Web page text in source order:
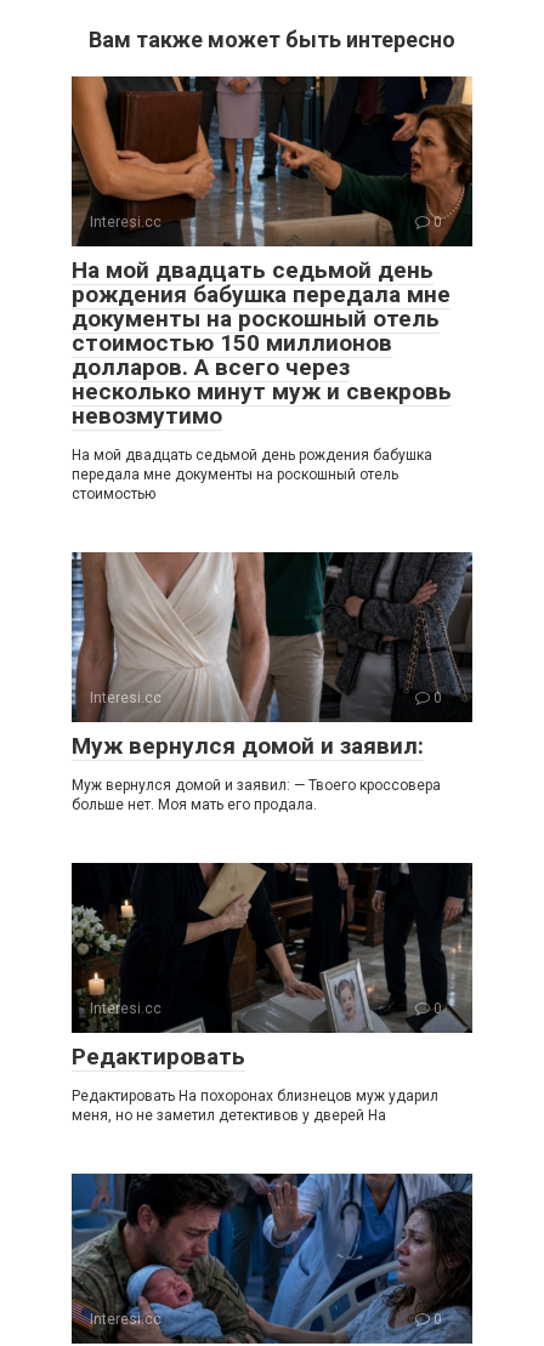
Вам также может быть интересно
Interesi.cc 0
На мой двадцать седьмой день
рождения бабушка передала мне
документы на роскошный отель
стоимостью 150 миллионов
долларов. А всего через
несколько минут муж и свекровь
невозмутимо
На мой двадцать седьмой день рождения бабушка
передала мне документы на роскошный отель
стоимостью
Interesi.cc 0
Муж вернулся домой и заявил:
Муж вернулся домой и заявил: — Твоего кроссовера
больше нет. Моя мать его продала.
Interesi.cc 0
Редактировать
Редактировать На похоронах близнецов муж ударил
меня, но не заметил детективов у дверей На
Interesi.cc 0